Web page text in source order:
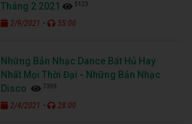
Tháng 2 2021
5123
2/9/2021 - 55:00
Những Bản Nhạc Dance Bất Hủ Hay
Nhất Mọi Thời Đại - Những Bản Nhạc
Disco
7359
2/4/2021 - 28:00